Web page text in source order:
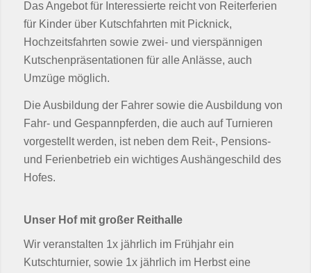
Das Angebot für Interessierte reicht von Reiterferien
für Kinder über Kutschfahrten mit Picknick,
Hochzeitsfahrten sowie zwei- und vierspännigen
Kutschenpräsentationen für alle Anlässe, auch
Umzüge möglich.
Die Ausbildung der Fahrer sowie die Ausbildung von
Fahr- und Gespannpferden, die auch auf Turnieren
vorgestellt werden, ist neben dem Reit-, Pensions-
und Ferienbetrieb ein wichtiges Aushängeschild des
Hofes.
Unser Hof mit großer Reithalle
Wir veranstalten 1x jährlich im Frühjahr ein
Kutschturnier, sowie 1x jährlich im Herbst eine